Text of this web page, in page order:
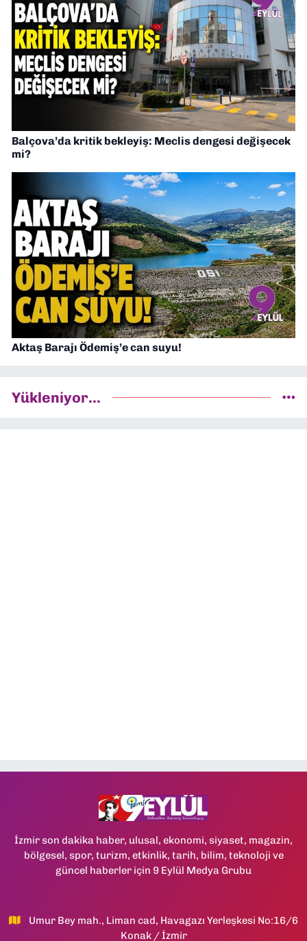
Balçova’da kritik bekleyiş: Meclis dengesi değişecek
mi?
Aktaş Barajı Ödemiş’e can suyu!
Yükleniyor...
İzmir son dakika haber, ulusal, ekonomi, siyaset, magazin,
bölgesel, spor, turizm, etkinlik, tarih, bilim, teknoloji ve
güncel haberler için 9 Eylül Medya Grubu
Umur Bey mah., Liman cad, Havagazı Yerleşkesi No:16/6
Konak / İzmir